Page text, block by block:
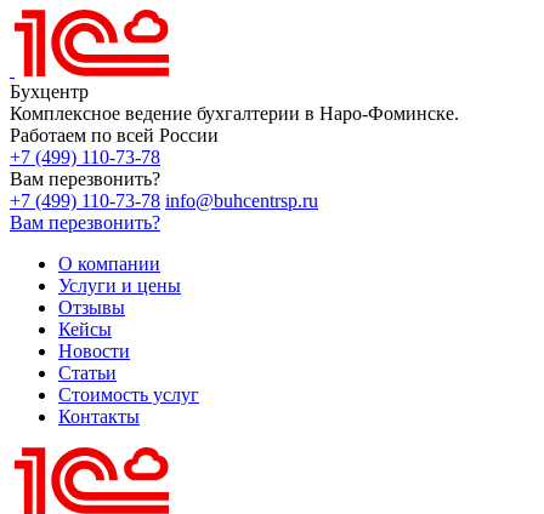
Бухцентр
Комплексное ведение бухгалтерии в Наро-Фоминске.
Работаем по всей России
+7 (499) 110-73-78
Вам перезвонить?
+7 (499) 110-73-78 info@buhcentrsp.ru
Вам перезвонить?
О компании
Услуги и цены
Отзывы
Кейсы
Новости
Статьи
Стоимость услуг
Контакты